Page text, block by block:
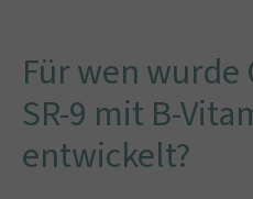
Für wen wurde
SR-9 mit B-
entwickelt?